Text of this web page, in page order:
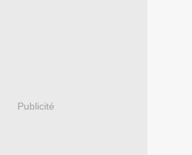
Publicité